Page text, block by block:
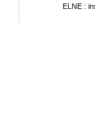
ELNE :